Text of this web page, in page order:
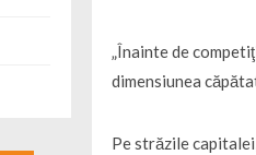
„Înainte de
dimensiunea
Pe străzile